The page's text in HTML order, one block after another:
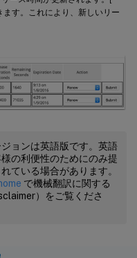
ます。これにより、新しいリー
ョンは英語版です。英語
の利便性のためにのみ提
ている場合があります。
で機械翻訳に関する
）をご覧くださ